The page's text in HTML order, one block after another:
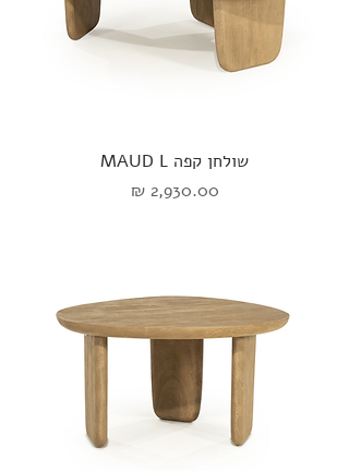
שולחן קפה MAUD L
מחיר